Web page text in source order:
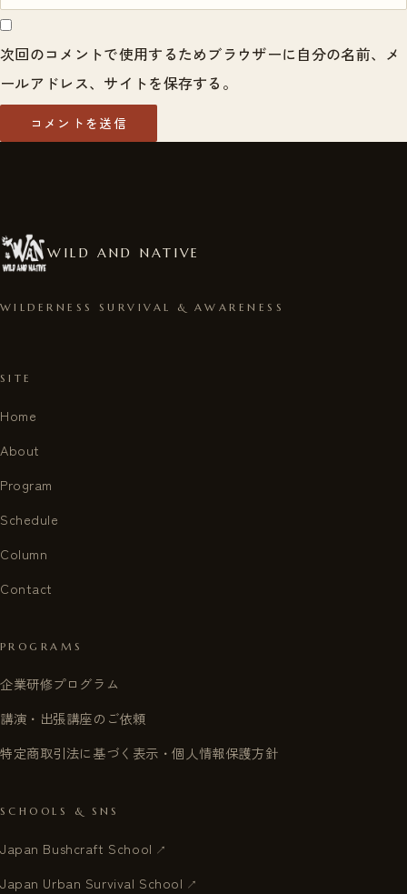
次回のコメントで使用するためブラウザーに自分の名前、メ
ールアドレス、サイトを保存する。
WILD AND NATIVE
WILDERNESS SURVIVAL & AWARENESS
SITE
Home
About
Program
Schedule
Column
Contact
PROGRAMS
企業研修プログラム
講演・出張講座のご依頼
特定商取引法に基づく表示・個人情報保護方針
SCHOOLS & SNS
Japan Bushcraft School
Japan Urban Survival School